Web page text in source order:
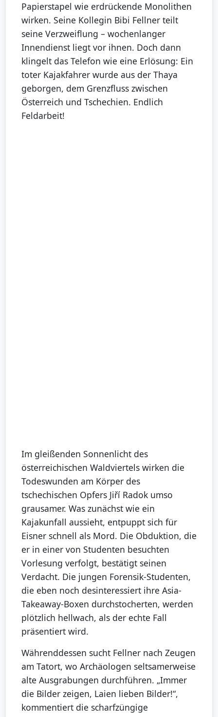
Papierstapel wie erdrückende Monolithen
wirken. Seine Kollegin Bibi Fellner teilt
seine Verzweiflung – wochenlanger
Innendienst liegt vor ihnen. Doch dann
klingelt das Telefon wie eine Erlösung: Ein
toter Kajakfahrer wurde aus der Thaya
geborgen, dem Grenzfluss zwischen
Österreich und Tschechien. Endlich
Feldarbeit!
Im gleißenden Sonnenlicht des
österreichischen Waldviertels wirken die
Todeswunden am Körper des
tschechischen Opfers Jiří Radok umso
grausamer. Was zunächst wie ein
Kajakunfall aussieht, entpuppt sich für
Eisner schnell als Mord. Die Obduktion, die
er in einer von Studenten besuchten
Vorlesung verfolgt, bestätigt seinen
Verdacht. Die jungen Forensik-Studenten,
die eben noch desinteressiert ihre Asia-
Takeaway-Boxen durchstocherten, werden
plötzlich hellwach, als der echte Fall
präsentiert wird.
Währenddessen sucht Fellner nach Zeugen
am Tatort, wo Archäologen seltsamerweise
alte Ausgrabungen durchführen. „Immer
die Bilder zeigen, Laien lieben Bilder!“,
kommentiert die scharfzüngige